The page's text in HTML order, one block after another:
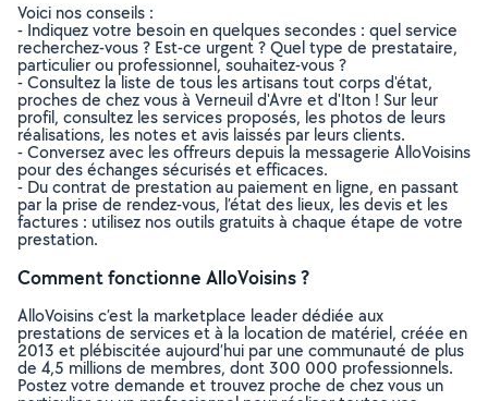
Voici nos conseils :
- Indiquez votre besoin en quelques secondes : quel service
recherchez-vous ? Est-ce urgent ? Quel type de prestataire,
particulier ou professionnel, souhaitez-vous ?
- Consultez la liste de tous les artisans tout corps d'état,
proches de chez vous à Verneuil d'Avre et d'Iton ! Sur leur
profil, consultez les services proposés, les photos de leurs
réalisations, les notes et avis laissés par leurs clients.
- Conversez avec les offreurs depuis la messagerie AlloVoisins
pour des échanges sécurisés et efficaces.
- Du contrat de prestation au paiement en ligne, en passant
par la prise de rendez-vous, l’état des lieux, les devis et les
factures : utilisez nos outils gratuits à chaque étape de votre
prestation.
Comment fonctionne AlloVoisins ?
AlloVoisins c’est la marketplace leader dédiée aux
prestations de services et à la location de matériel, créée en
2013 et plébiscitée aujourd’hui par une communauté de plus
de 4,5 millions de membres, dont 300 000 professionnels.
Postez votre demande et trouvez proche de chez vous un